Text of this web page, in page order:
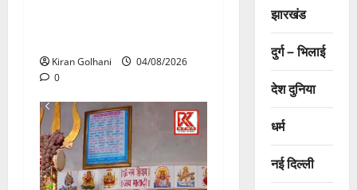
Kiran Golhani
04/08/2026
0
झारखंड
दुर्ग – भिलाई
देश दुनिया
धर्म
नई दिल्ली